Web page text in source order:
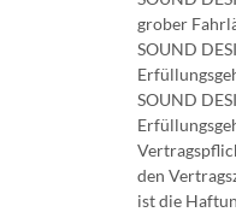
grober
SOUND
SOUND
den
ist die